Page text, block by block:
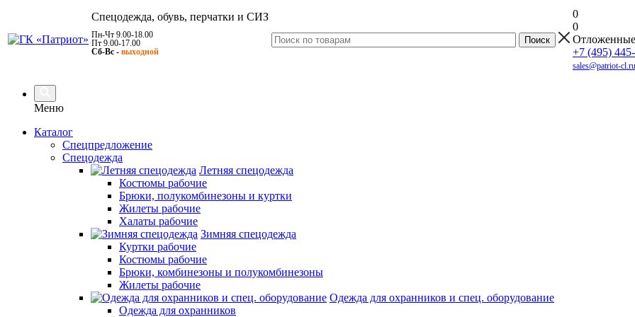
Спецодежда, обувь, перчатки и СИЗ
Пн-Чт 9.00-18.00
Пт 9.00-17.00
Сб-Вс - выходной
0
0
Отложенные
+7 (495)
sales@patriot-cl.ru
Меню
Каталог
Спецпредложение
Спецодежда
Летняя спецодежда
Костюмы рабочие
Брюки, полукомбинезоны и куртки
Жилеты рабочие
Халаты рабочие
Зимняя спецодежда
Куртки рабочие
Костюмы рабочие
Брюки, комбинезоны и полукомбинезоны
Жилеты рабочие
Одежда для охранников и спец. оборудование
Одежда для охранников